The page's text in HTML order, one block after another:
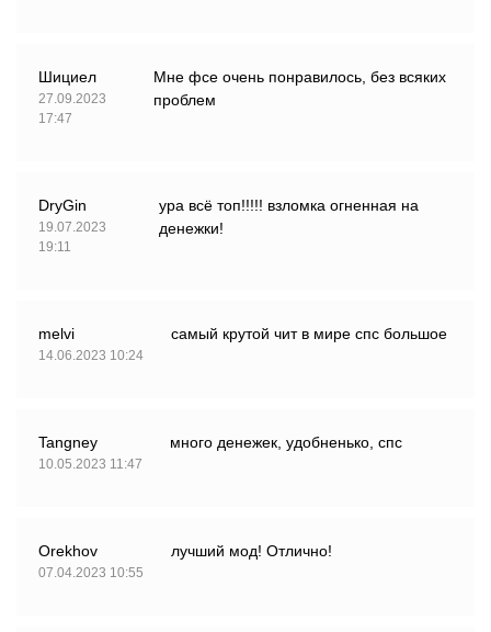
Шициел
27.09.2023
17:47
Мне фсе очень понравилось, без всяких
проблем
DryGin
19.07.2023
19:11
ура всё топ!!!!! взломка огненная на
денежки!
melvi
14.06.2023 10:24
самый крутой чит в мире спс большое
Tangney
10.05.2023 11:47
много денежек, удобненько, спс
Orekhov
07.04.2023 10:55
лучший мод! Отлично!